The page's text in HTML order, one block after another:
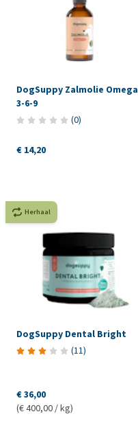
DogSuppy Zalmolie Omega
3-6-9
(0)
€ 14,20
Herhaal
DogSuppy Dental Bright
(11)
€ 36,00
(€ 400,00 / kg)